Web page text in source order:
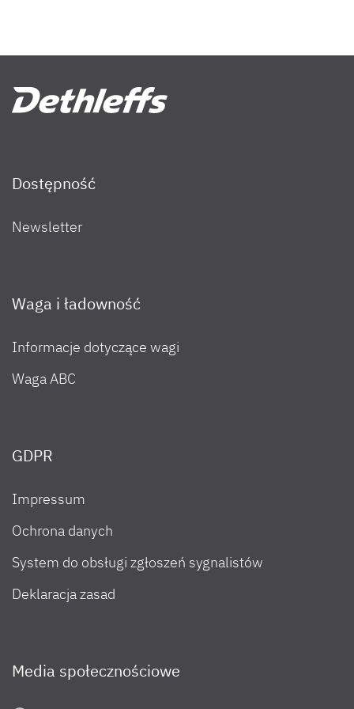
Dostępność
Newsletter
Waga i ładowność
Informacje dotyczące wagi
Waga ABC
GDPR
Impressum
Ochrona danych
System do obsługi zgłoszeń sygnalistów
Deklaracja zasad
Media społecznościowe